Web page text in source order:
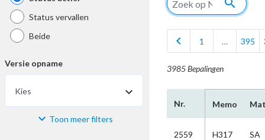
Status vervallen
Beide
Versie opname
Kies
Materiaal Toon meer filters
search
chevron_left 1 … 395
3985 Bepalingen
Nr. Memo
2559 H317 SA